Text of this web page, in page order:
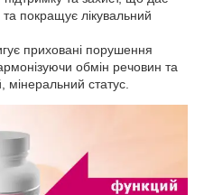
покращує лікувальний
приховані порушення
обмін речовин та
мінеральний статус.